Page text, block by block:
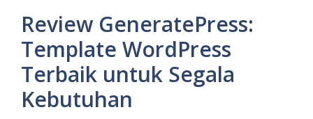
Review GeneratePress:
Template WordPress
Terbaik untuk Segala
Kebutuhan